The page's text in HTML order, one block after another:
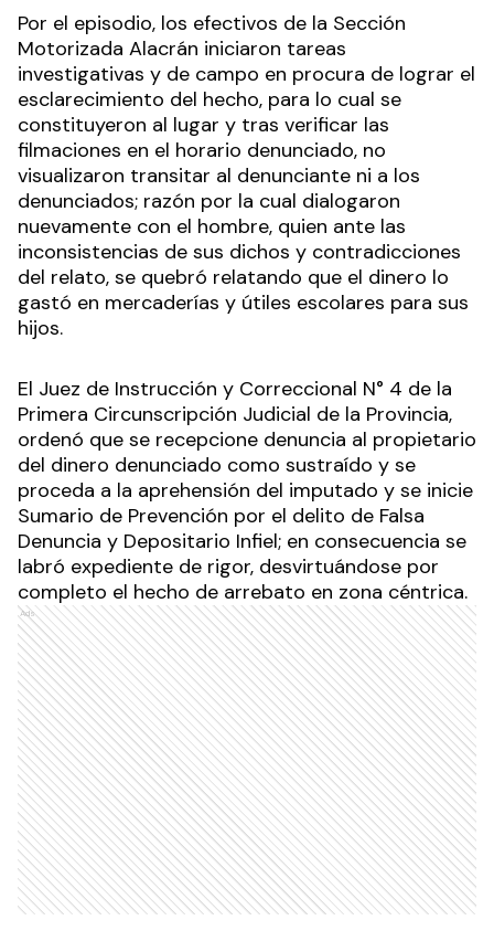
Por el episodio, los efectivos de la Sección
Motorizada Alacrán iniciaron tareas
investigativas y de campo en procura de lograr el
esclarecimiento del hecho, para lo cual se
constituyeron al lugar y tras verificar las
filmaciones en el horario denunciado, no
visualizaron transitar al denunciante ni a los
denunciados; razón por la cual dialogaron
nuevamente con el hombre, quien ante las
inconsistencias de sus dichos y contradicciones
del relato, se quebró relatando que el dinero lo
gastó en mercaderías y útiles escolares para sus
hijos.
El Juez de Instrucción y Correccional N° 4 de la
Primera Circunscripción Judicial de la Provincia,
ordenó que se recepcione denuncia al propietario
del dinero denunciado como sustraído y se
proceda a la aprehensión del imputado y se inicie
Sumario de Prevención por el delito de Falsa
Denuncia y Depositario Infiel; en consecuencia se
labró expediente de rigor, desvirtuándose por
completo el hecho de arrebato en zona céntrica.
Ads